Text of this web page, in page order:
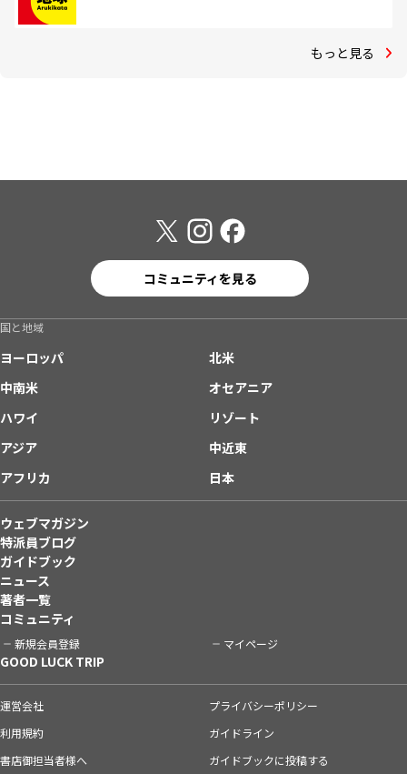
もっと見る
コミュニティを見る
国と地域
ヨーロッパ
北米
中南米
オセアニア
ハワイ
リゾート
アジア
中近東
アフリカ
日本
ウェブマガジン
特派員ブログ
ガイドブック
ニュース
著者一覧
コミュニティ
新規会員登録 マイページ
GOOD LUCK TRIP
運営会社
プライバシーポリシー
利用規約
ガイドライン
書店御担当者様へ
ガイドブックに投稿する